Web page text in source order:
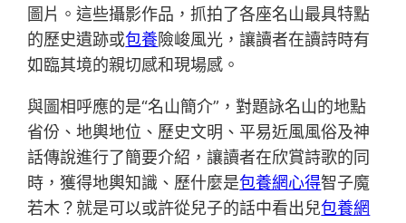
圖片。這些攝影作品，抓拍了各座名山最具特點
的歷史遺跡或包養險峻風光，讓讀者在讀詩時有
如臨其境的親切感和現場感。
與圖相呼應的是“名山簡介”，對題詠名山的地點
省份、地輿地位、歷史文明、平易近風風俗及神
話傳說進行了簡要介紹，讓讀者在欣賞詩歌的同
時，獲得地輿知識、歷什麼是包養網心得智子魔
若木？就是可以或許從兒子的話中看出兒包養網